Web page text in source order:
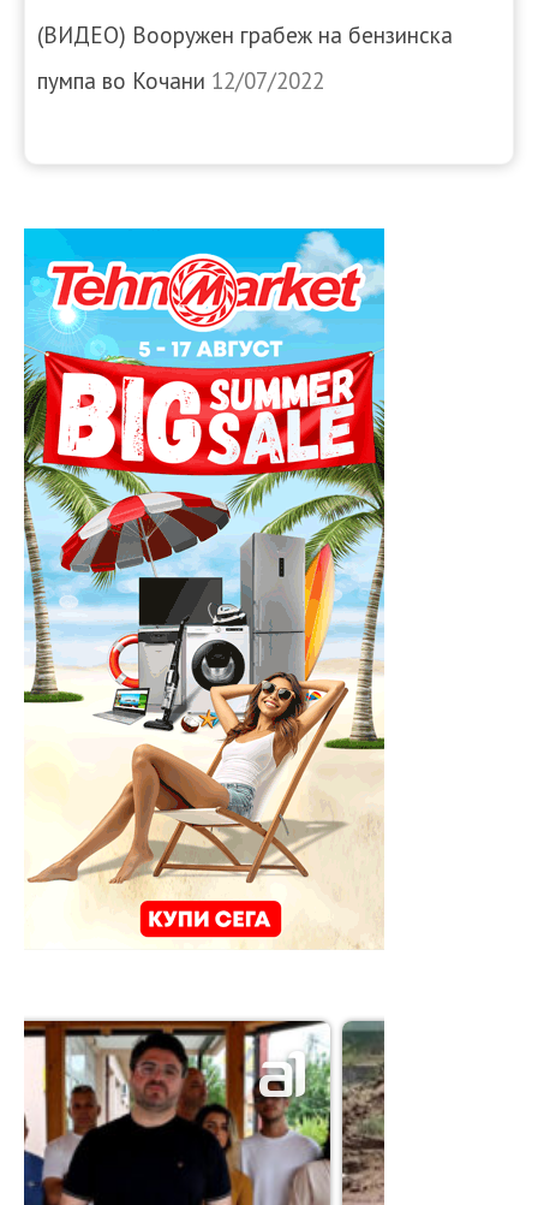
(ВИДЕО) Вооружен грабеж на бензинска
пумпа во Кочани 12/07/2022